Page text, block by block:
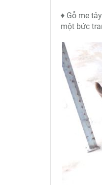
♦ Gỗ me
một bức